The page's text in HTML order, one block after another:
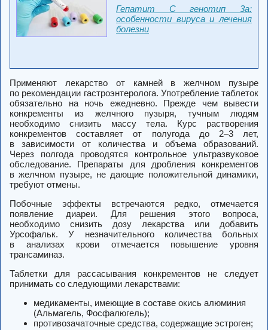
Гепатит С генотип 3а:
особенности вируса и лечения
болезни
Применяют лекарство от камней в желчном пузыре
по рекомендации гастроэнтеролога. Употребление таблеток
обязательно на ночь ежедневно. Прежде чем вывести
конкременты из желчного пузыря, тучным людям
необходимо снизить массу тела. Курс растворения
конкрементов составляет от полугода до 2–3 лет,
в зависимости от количества и объема образований.
Через полгода проводятся контрольное ультразвуковое
обследование. Препараты для дробления конкрементов
в желчном пузыре, не дающие положительной динамики,
требуют отмены.
Побочные эффекты встречаются редко, отмечается
появление диареи. Для решения этого вопроса,
необходимо снизить дозу лекарства или добавить
Урсофальк. У незначительного количества больных
в анализах крови отмечается повышение уровня
трансаминаз.
Таблетки для рассасывания конкрементов не следует
принимать со следующими лекарствами:
медикаменты, имеющие в составе окись алюминия
(Альмагель, Фосфалюгель);
противозачаточные средства, содержащие эстроген;